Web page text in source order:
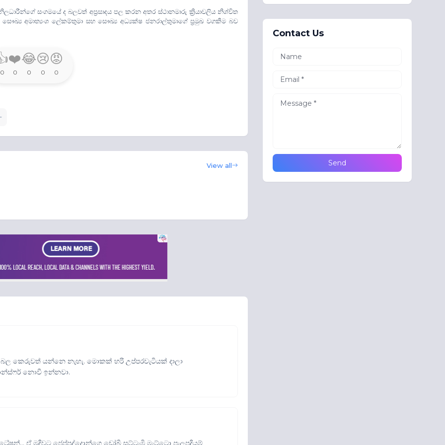
සංගමයේ ද බලවත් අප්‍රසාදය පල කරන අතර ස්ථානමාරු ක්‍රියාවලිය නිශ්චිත
සෞඛ්‍ය අමාත්‍යංශ ලේකම්තුමා සහ සෞඛ්‍ය අධ්‍යක්ෂ ජනරාල්තුමාගේ ප්‍රමුඛ වගකීම බව
0
❤️
0
😂
0
😢
0
😡
0
View all
කෙරුවත් යන්නෙ නැහැ. මොකක් හරි උප්පරවැටියක් දාලා
නොවී ඉන්නවා.
ඒ මදිවට ජෙප්පද්දොන්ගෙ ඩෝබි සට්ටැඹි මැට්ටො පැලපදියම්
Contact Us